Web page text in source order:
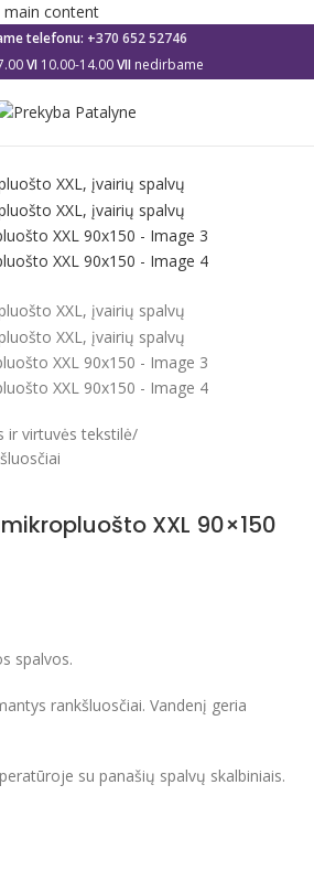
main content
telefonu: +370 652 52746
VI 10.00-14.00VII nedirbame
ir virtuvės tekstilė/
XXL 90×150
spalvos.
rankšluosčiai. Vandenį geria
su panašių spalvų skalbiniais.